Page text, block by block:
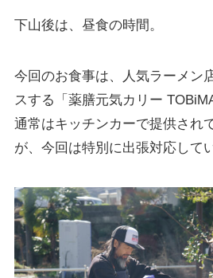
下山後は、昼食の時間。
今回のお食事は、人気ラーメン
スする「薬膳元気カリー
通常はキッチンカーで提供され
が、今回は特別に出張対応して